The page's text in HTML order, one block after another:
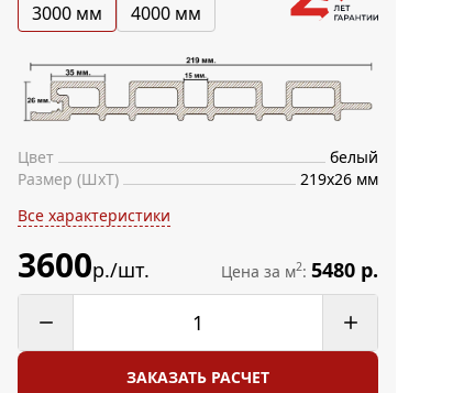
3000 мм
4000 мм
Цвет
белый
Размер (ШхТ)
219х26 мм
Все характеристики
3600р./шт. Цена за м2: 5480 р.
ЗАКАЗАТЬ РАСЧЕТ